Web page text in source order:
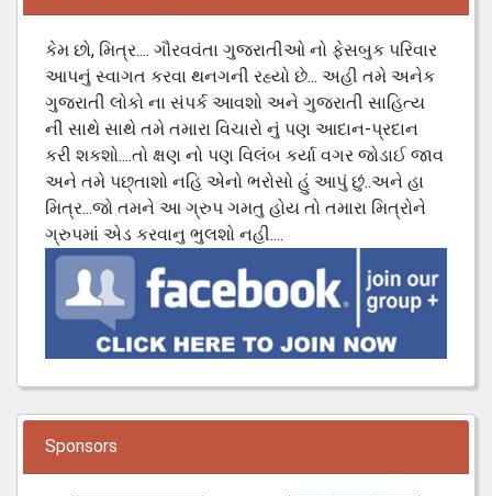
કેમ છો, મિત્ર.... ગૌરવવંતા ગુજરાતીઓ નો ફેસબુક પરિવાર
આપનું સ્વાગત કરવા થનગની રહ્યો છે... અહી તમે અનેક
ગુજરાતી લોકો ના સંપર્ક આવશો અને ગુજરાતી સાહિત્ય
ની સાથે સાથે તમે તમારા વિચારો નું પણ આદાન-પ્રદાન
કરી શકશો....તો ક્ષણ નો પણ વિલંબ કર્યા વગર જોડાઈ જાવ
અને તમે પછ્તાશો નહિ એનો ભરોસો હું આપું છું..અને હા
મિત્ર...જો તમને આ ગ્રુપ ગમતુ હોય તો તમારા મિત્રોને
ગ્રુપમાં એડ કરવાનુ ભુલશો નહી....
Sponsors